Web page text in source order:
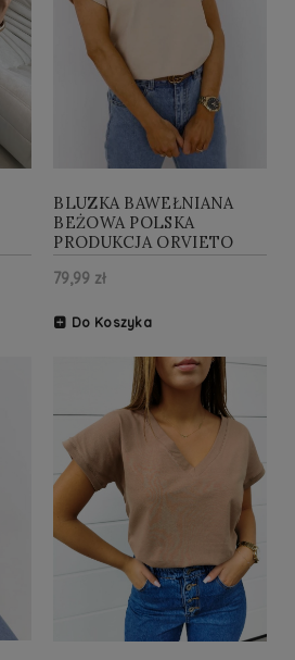
BLUZKA BAWEŁNIANA
BEŻOWA POLSKA
PRODUKCJA ORVIETO
79,99 zł
Do Koszyka